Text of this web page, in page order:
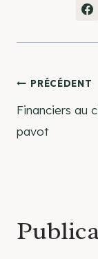
de
PRÉCÉDENT
Financiers au
pavot